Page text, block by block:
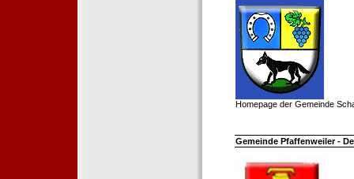
Homepage der Gemeinde
Gemeinde Pfaffenweiler -